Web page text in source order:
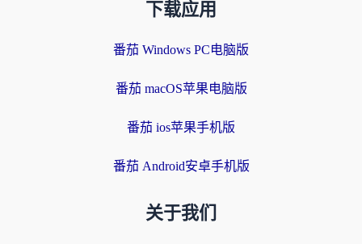
下载应用
番茄 Windows PC电脑版
番茄 macOS苹果电脑版
番茄 ios苹果手机版
番茄 Android安卓手机版
关于我们